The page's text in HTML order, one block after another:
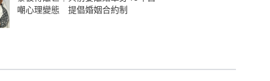
嘲心理變態 提倡婚姻合約制